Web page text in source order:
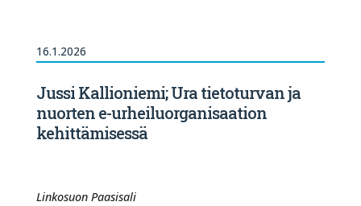
16.1.2026
Jussi Kallioniemi; Ura tietoturvan ja
nuorten e-urheiluorganisaation
kehittämisessä
Linkosuon Paasisali